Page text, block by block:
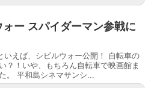
ォー スパイダーマン参戦に
いえば、シビルウォー公開！ 自転車の
？！いや、もちろん自転車で映画館ま
。 平和島シネマサンシ...